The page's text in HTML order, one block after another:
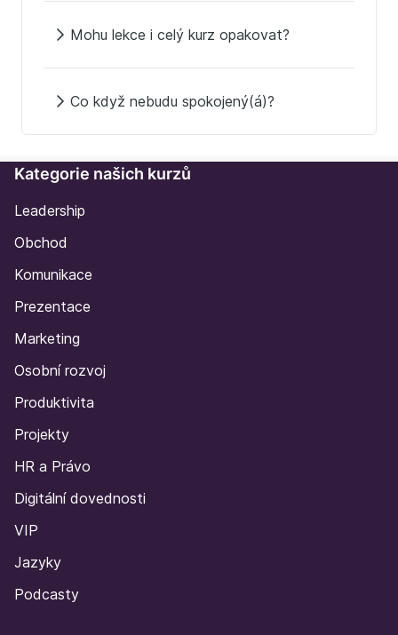
Mohu lekce i celý kurz opakovat?
Co když nebudu spokojený(á)?
Kategorie našich kurzů
Leadership
Obchod
Komunikace
Prezentace
Marketing
Osobní rozvoj
Produktivita
Projekty
HR a Právo
Digitální dovednosti
VIP
Jazyky
Podcasty